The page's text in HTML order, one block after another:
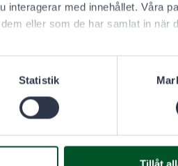
interagerar med innehållet. Våra
eller som de har samlat in när
Statistik
Tillåt